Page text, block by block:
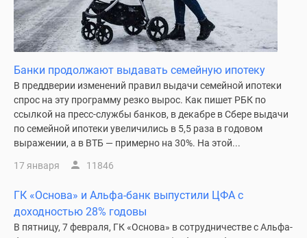
поселки
Новой
Москве
Готовые
коттеджные
поселки
Строящиеся
коттеджные
Коттеджные
поселки
лесу
Банки продолжают выдавать семейную ипотеку
В преддверии изменений правил выдачи семейной ипотеки
спрос на эту программу резко вырос. Как пишет РБК по
ссылкой на пресс-службы банков, в декабре в Сбере выдачи
по семейной ипотеки увеличились в 5,5 раза в годовом
выражении, а в ВТБ — примерно на 30%. На этой...
17 января 11846
ГК «Основа» и Альфа-банк выпустили ЦФА с
доходностью 28% годовы
В пятницу, 7 февраля, ГК «Основа» в сотрудничестве с Альфа-